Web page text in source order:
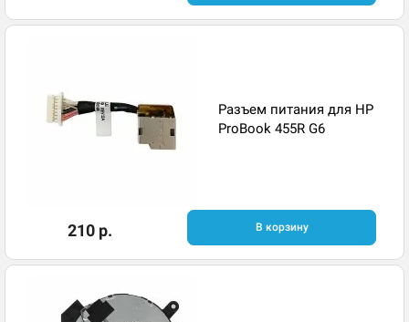
Разъем питания для HP
ProBook 455R G6
210 р. В корзину